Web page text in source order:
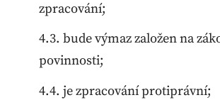
zpracování;
bude výmaz založen na
povinnosti;
je zpracování protiprávní;